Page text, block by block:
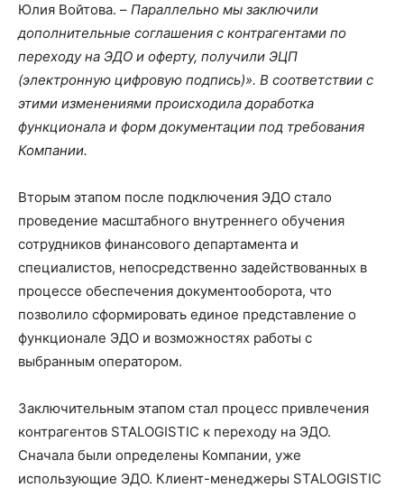
Юлия Войтова. – Параллельно мы заключили
дополнительные соглашения с контрагентами по
переходу на ЭДО и оферту, получили ЭЦП
(электронную цифровую подпись)». В соответствии с
этими изменениями происходила доработка
функционала и форм документации под требования
Компании.
Вторым этапом после подключения ЭДО стало
проведение масштабного внутреннего обучения
сотрудников финансового департамента и
специалистов, непосредственно задействованных в
процессе обеспечения документооборота, что
позволило сформировать единое представление о
функционале ЭДО и возможностях работы с
выбранным оператором.
Заключительным этапом стал процесс привлечения
контрагентов STALOGISTIC к переходу на ЭДО.
Сначала были определены Компании, уже
использующие ЭДО. Клиент-менеджеры STALOGISTIC